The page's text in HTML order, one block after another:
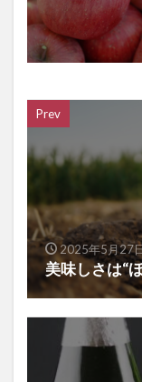
Prev
2025年5月27
美味しさは“